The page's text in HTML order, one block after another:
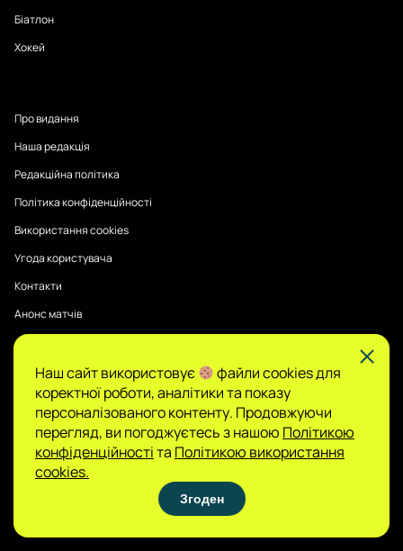
Біатлон
Хокей
Про видання
Наша редакція
Редакційна політика
Політика конфіденційності
Використання cookies
Угода користувача
Контакти
Анонс матчів
Публікації на Sports Radar мають інформаційний характер.
Думки авторів є їхньою особистою позицією, редакція не
гарантує повної достовірності та не несе відповідальності
за зміст.
Сайт не є організатором азартних ігор і не
приймає ставок, проте може містити матеріали
про гемблінг. Доступ до таких розділів дозволено
лише користувачам 21+. Грайте відповідально.
Наш сайт використовує
файли cookies для
коректної роботи, аналітики та показу
персоналізованого контенту. Продовжуючи
перегляд, ви погоджуєтесь з нашою Політикою
конфіденційностіта Політикою використання
cookies.
Згоден